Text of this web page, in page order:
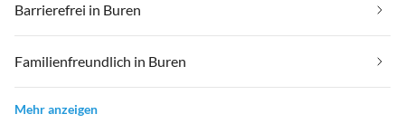
Barrierefrei in Buren
Familienfreundlich in Buren
Mehr anzeigen